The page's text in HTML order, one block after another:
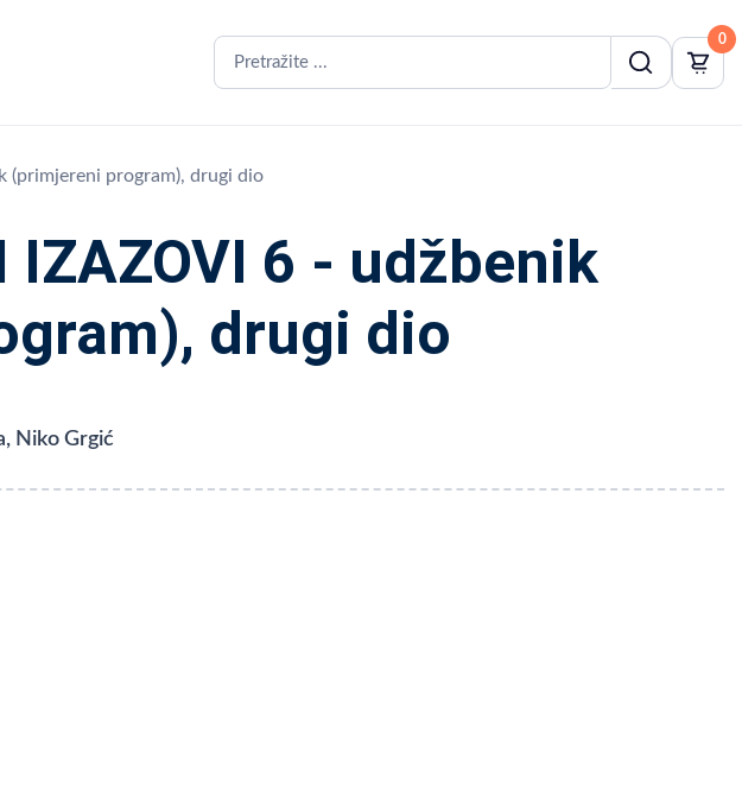
0
(primjereni program), drugi dio
IZAZOVI 6 - udžbenik
drugi dio
Niko Grgić